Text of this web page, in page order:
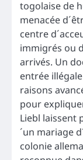
togolaise de
menacée
centre
immigrés ou
arrivés. Un
entrée
raisons
pour
Liebl laissent
´un mariage
colonie